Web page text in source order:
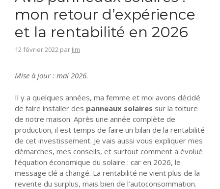
mon retour d’expérience
et la rentabilité en 2026
12 février 2022 par Jim
Mise à jour : mai 2026.
Il y a quelques années, ma femme et moi avons décidé
de faire installer des panneaux solaires sur la toiture
de notre maison. Après une année complète de
production, il est temps de faire un bilan de la rentabilité
de cet investissement. Je vais aussi vous expliquer mes
démarches, mes conseils, et surtout comment a évolué
l’équation économique du solaire : car en 2026, le
message clé a changé. La rentabilité ne vient plus de la
revente du surplus, mais bien de l’autoconsommation.